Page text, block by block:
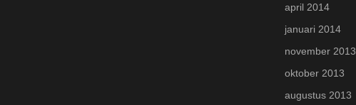
april 2014
januari 2014
november 2013
oktober 2013
augustus 2013